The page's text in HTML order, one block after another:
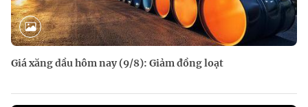
Giá xăng dầu hôm nay (9/8): Giảm đồng loạt